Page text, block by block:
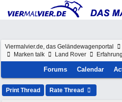
Viermalvier.de, das Geländewagenportal
Marken talk
Land Rover
Forums Calendar
Print Thread Rate Thread